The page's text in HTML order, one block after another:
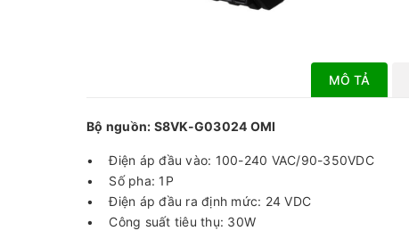
MÔ TẢ
Bộ nguồn: S8VK-G03024 OMI
• Điện áp đầu vào: 100-240 VAC/90-350VDC
• Số pha: 1P
• Điện áp đầu ra định mức: 24 VDC
• Công suất tiêu thụ: 30W